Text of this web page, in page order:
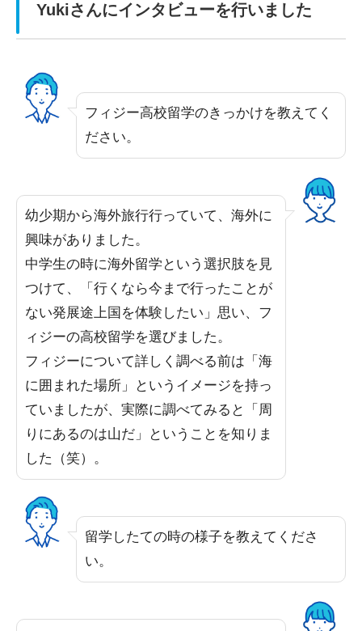
Yukiさんにインタビューを行いました
フィジー高校留学のきっかけを教えてく
ださい。
幼少期から海外旅行行っていて、海外に
興味がありました。
中学生の時に海外留学という選択肢を見
つけて、「行くなら今まで行ったことが
ない発展途上国を体験したい」思い、フ
ィジーの高校留学を選びました。
フィジーについて詳しく調べる前は「海
に囲まれた場所」というイメージを持っ
ていましたが、実際に調べてみると「周
りにあるのは山だ」ということを知りま
した（笑）。
留学したての時の様子を教えてくださ
い。